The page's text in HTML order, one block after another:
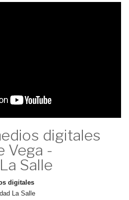
digitales
Vega -
Salle
digitales
La Salle